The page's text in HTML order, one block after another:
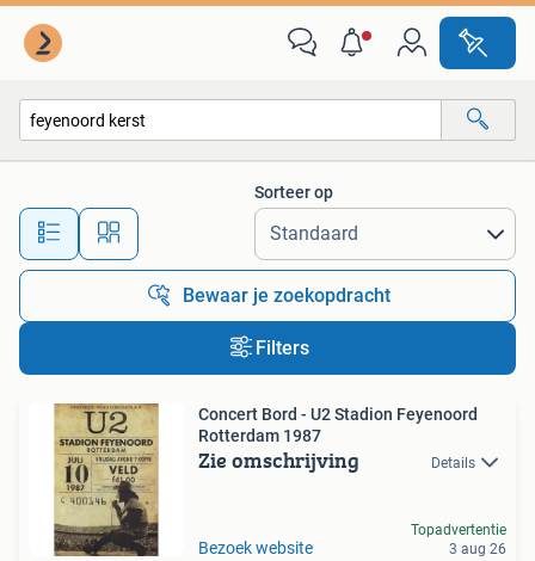
Alle afstanden…
Sorteer op
Bewaar je zoekopdracht
Filters
Concert Bord - U2 Stadion Feyenoord
Rotterdam 1987
Zie omschrijving Details
Bezoek website
Topadvertentie
3 aug 26